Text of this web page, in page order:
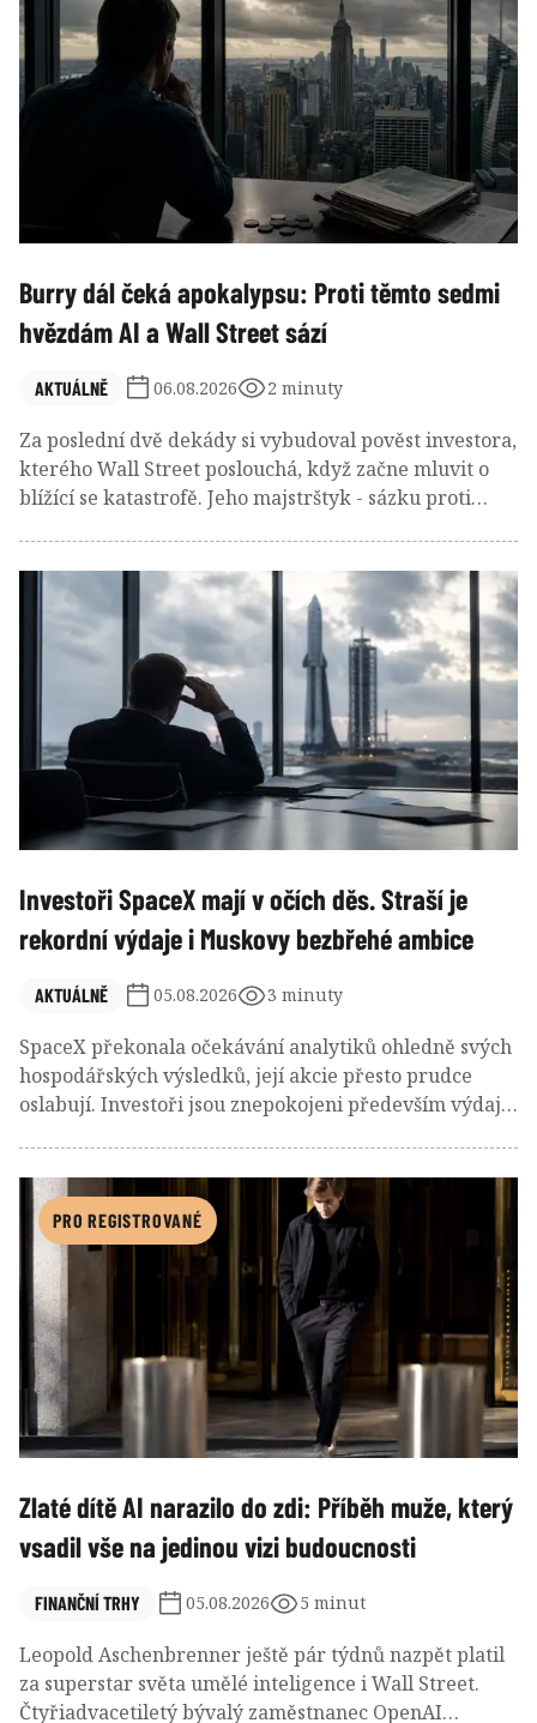
Burry dál čeká apokalypsu: Proti těmto sedmi
hvězdám AI a Wall Street sází
AKTUÁLNĚ 06.08.2026 2 minuty
Za poslední dvě dekády si vybudoval pověst investora,
kterého Wall Street poslouchá, když začne mluvit o
blížící se katastrofě. Jeho majstrštyk - sázku proti
pesimistický signál. Aktuální euforie je podle něj jen
předzvěstí prudkého obratu.
Investoři SpaceX mají v očích děs. Straší je
rekordní výdaje i Muskovy bezbřehé ambice
AKTUÁLNĚ 05.08.2026 3 minuty
SpaceX překonala očekávání analytiků ohledně svých
hospodářských výsledků, její akcie přesto prudce
oslabují. Investoři jsou znepokojeni především výdaji
centra na oběžné dráze i další expanzi Starlinku.
PRO REGISTROVANÉ
Zlaté dítě AI narazilo do zdi: Příběh muže, který
vsadil vše na jedinou vizi budoucnosti
FINANČNÍ TRHY 05.08.2026 5 minut
Leopold Aschenbrenner ještě pár týdnů nazpět platil
za superstar světa umělé inteligence i Wall Street.
Čtyřiadvacetiletý bývalý zaměstnanec OpenAI